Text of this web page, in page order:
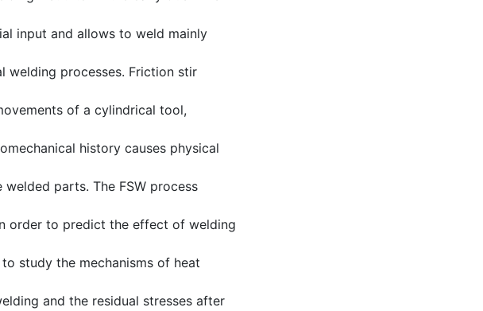
input and allows to weld mainly
processes. Friction stir
of a cylindrical tool,
history causes physical
parts. The FSW process
order to predict the effect of welding
study the mechanisms of heat
and the residual stresses after